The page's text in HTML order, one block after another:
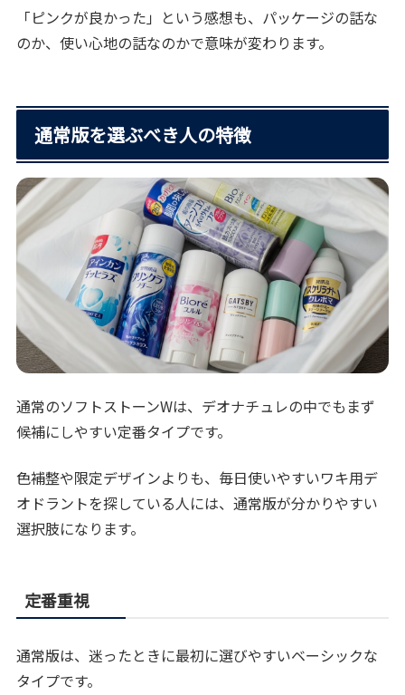
「ピンクが良かった」という感想も、パッケージの話な
のか、使い心地の話なのかで意味が変わります。
通常版を選ぶべき人の特徴
通常のソフトストーンWは、デオナチュレの中でもまず
候補にしやすい定番タイプです。
色補整や限定デザインよりも、毎日使いやすいワキ用デ
オドラントを探している人には、通常版が分かりやすい
選択肢になります。
定番重視
通常版は、迷ったときに最初に選びやすいベーシックな
タイプです。